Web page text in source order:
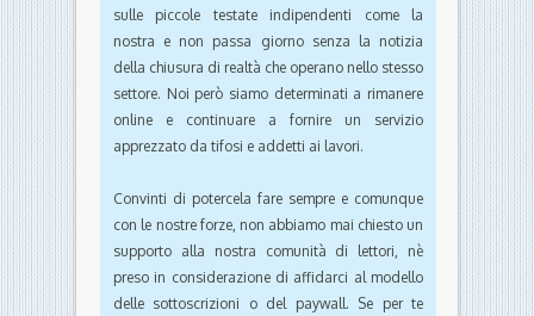
sulle piccole testate indipendenti come la
nostra e non passa giorno senza la notizia
della chiusura di realtà che operano nello stesso
settore. Noi però siamo determinati a rimanere
online e continuare a fornire un servizio
apprezzato da tifosi e addetti ai lavori.
Convinti di potercela fare sempre e comunque
con le nostre forze, non abbiamo mai chiesto un
supporto alla nostra comunità di lettori, nè
preso in considerazione di affidarci al modello
delle sottoscrizioni o del paywall. Se per te